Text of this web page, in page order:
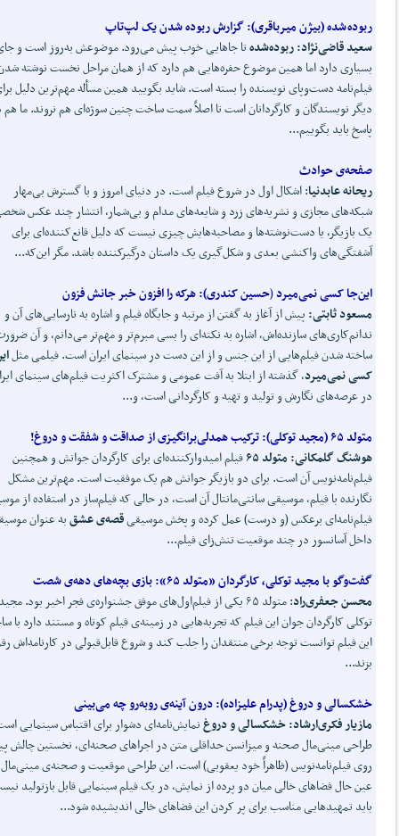
ربودهشده (بیژن میرباقری):گزارش ربوده شدن یک لپتاپ
سعید قاضینژاد:ربودهشدهتا جاهایی خوب پیش می‌رود. موضوعش به‌روز است و
بسیاری دارد اما همین موضوع حفره‌هایی هم دارد که از همان مراحل نخست نوشته
فیلم‌نامه دست‌وپای نویسنده را بسته است. شاید بگویید همین مسأله مهم‌ترین دلیل
دیگر نویسندگان و کارگردانان است تا اصلاً سمت ساخت چنین سوژه‌ای هم نروند. ما
پاسخ باید بگوییم...
صفحه‌ی حوادث
ریحانه عابدنیا: اشکال اول در شروع فیلم است. در دنیای امروز و با گسترش بی‌مهار
شبکه‌های مجازی و نشریه‌های زرد و شایعه‌های مدام و بی‌شمار، انتشار چند عکس
یک بازیگر، یا دست‌نوشته‌ها و مصاحبه‌هایش چیزی نیست که دلیل قانع‌کننده‌ای برای
آشفتگی‌های واکنشی بعدی و شکل‌گیری یک داستان درگیرکننده باشد. مگر این‌که...
اینجا کسی نمیمیرد(حسین کندری):هرکه را افزون خبر جانش فزون
مسعود ثابتی: پیش از آغاز به گفتن از مرتبه و جایگاه فیلم و اشاره به نارسایی‌های آن و
ندانم‌کاری‌های سازنده‌اش، اشاره به نکته‌ای را بسی مبرم‌تر و مهم‌تر می‌دانم، و آن
ساخته شدن فیلم‌هایی از این جنس و از این دست در سینمای ایران است. فیلمی مثل
کسی نمیمیرد، گذشته از ابتلا به آفت عمومی و مشترک اکثریت فیلم‌های سینمای
در عرصه‌های نگارش و تولید و تهیه و کارگردانی است، و...
متولد ۶۵ (مجید توکلی):
ترکیب همدلیبرانگیزی از صداقت و شفقت و دروغ!
هوشنگ گلمکانی: متولد ۶۵
فیلم امیدوارکننده‌ای برای کارگردان جوانش و همچنین
فیلم‌نامه‌نویس آن است. برای دو بازیگر جوانش هم یک موفقیت است. مهم‌ترین مشکل
نگارنده با فیلم، موسیقی سانتی‌مانتال آن است، در حالی که فیلم‌ساز در استفاده از
فیلم‌نامه‌ای برعکس (و درست) عمل کرده و پخش موسیقیقصه‌ی عشقبه عنوان
داخل آسانسور در چند موقعیت تنش‌زای فیلم...
گفتوگو با مجید توکلی، کارگردان «متولد ۶۵»: بازی بچههای دهه‌ی شصت
محسن جعفریراد
: متولد ۶۵ یکی از فیلم‌اول‌های موفق جشنواره‌ی فجر اخیر بود.
توکلی کارگردان جوان این فیلم که تجربه‌هایی در زمینه‌ی فیلم کوتاه و مستند دارد با
این فیلم توانست توجه برخی منتقدان را جلب کند و شروع قابل‌قبولی در کارنامه‌اش
بزند...
خشکسالی و دروغ (پدرام علیزاده):درون آینه‌ی روبهرو چه میبینی
مازیار فکریارشاد: خشکسالی و دروغنمایش‌نامه‌ای دشوار برای اقتباس سینمایی
طراحی مینی‌مال صحنه و میزانسن حداقلی متن در اجراهای صحنه‌ای، نخستین چالش
روی فیلم‌نامه‌نویس (ظاهراً خود یعقوبی) است. این طراحی موقعیت و صحنه‌ی
عین حال فضاهای خالی میان دو پرده از نمایش، در یک فیلم سینمایی قابل‌ بازتولید
باید تمهیدهایی مناسب برای پر کردن این فضاهای خالی اندیشیده شود...